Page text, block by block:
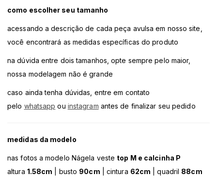
como escolher seu tamanho
acessando a descrição de cada peça avulsa em nosso site,
você encontrará as medidas específicas do produto
na dúvida entre dois tamanhos, opte sempre pelo maior,
nossa modelagem não é grande
caso ainda tenha dúvidas, entre em contato
pelo whatsapp ou instagram antes de finalizar seu pedido
medidas da modelo
nas fotos a modelo Nágela veste top M e calcinha P
altura 1.58cm | busto 90cm | cintura 62cm | quadril 88cm